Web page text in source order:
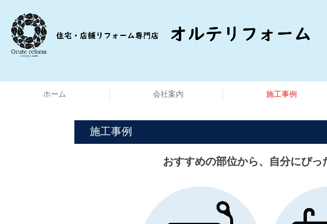
ホーム 会社案内 施工事例
施工事例
おすすめの部位から、自分にぴっ